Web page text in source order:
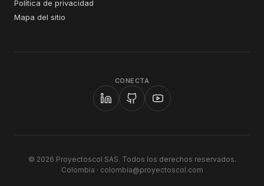
Política de privacidad
Mapa del sitio
CONECTA
© 2026 Proyectoscol SAS. Todos los derechos reservados.
Colombia · colombia@proyectoscol.com